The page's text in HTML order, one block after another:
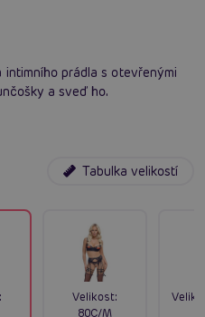
prádla s otevřenými
a sveď ho.
Tabulka velikostí
Velikost:
80C/M